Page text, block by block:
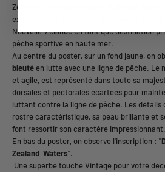
Zélande, mettant en avant l'aventure, la
expériences inoubliables. Ce poster
Nouvelle-Zélande en tant que destination
pêche sportive en haute mer.
Au centre du poster, sur un fond jaune, on
bleuté en lutte avec une ligne de pêche. Le
et agile, est représenté dans toute sa
dorsales et pectorales écartées pour
luttant contre la ligne de pêche. Les détails
rostre caractéristique, sa peau brillante et
font ressortir son caractère impressionnant.
En bas du poster, on observe l'inscription : "
Zealand Waters".
Une superbe touche Vintage pour votre